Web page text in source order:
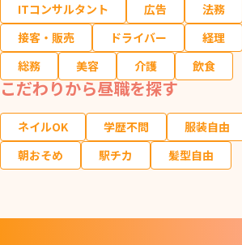
ITコンサルタント
広告 法務
接客・販売
ドライバー 経理
総務
美容 介護 飲食
こだわりから昼職を探す
ネイルOK 学歴不問 服装自由
朝おそめ
駅チカ 髪型自由